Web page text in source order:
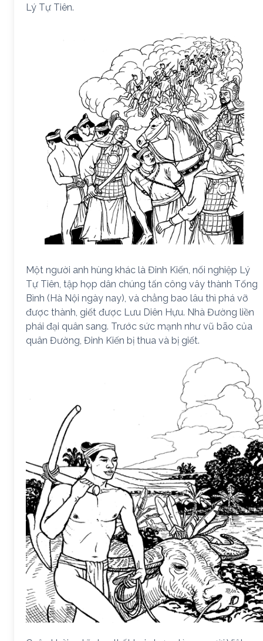
Lý Tự Tiên.
Một người anh hùng khác là Đinh Kiến, nối nghiệp Lý
Tự Tiên, tập họp dân chúng tấn công vây thành Tống
Bình (Hà Nội ngày nay), và chẳng bao lâu thì phá vỡ
được thành, giết được Lưu Diên Hựu. Nhà Đường liền
phái đại quân sang. Trước sức mạnh như vũ bão của
quân Đường, Đinh Kiến bị thua và bị giết.